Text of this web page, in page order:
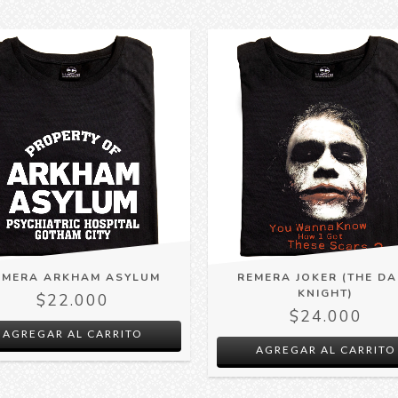
ARKHAM ASYLUM
$22.000
AGREGAR AL CARRITO
REMERA JOKER (THE
KNIGHT)
$24.000
AGREGAR AL CARRITO